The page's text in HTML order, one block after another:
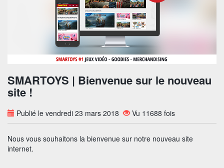
SMARTOYS | Bienvenue sur le nouveau
site !
Publié le vendredi 23 mars 2018 Vu 11688 fois
Nous vous souhaitons la bienvenue sur notre nouveau site
internet.